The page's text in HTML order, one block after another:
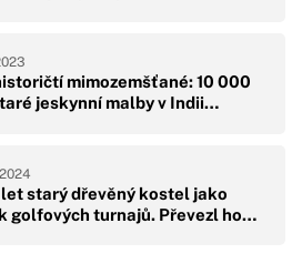
mimozemšťané: 10 000
jeskynní malby v Indii…
starý dřevěný kostel jako
golfových turnajů. Převezl ho…